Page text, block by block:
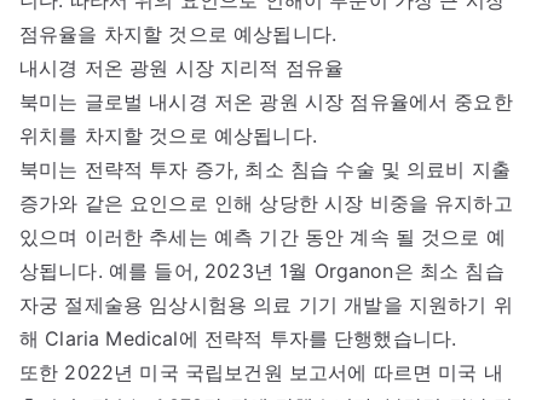
점유율을 차지할 것으로 예상됩니다.
내시경 저온 광원 시장 지리적 점유율
북미는 글로벌 내시경 저온 광원 시장 점유율에서 중요한
위치를 차지할 것으로 예상됩니다.
북미는 전략적 투자 증가, 최소 침습 수술 및 의료비 지출
증가와 같은 요인으로 인해 상당한 시장 비중을 유지하고
있으며 이러한 추세는 예측 기간 동안 계속 될 것으로 예
상됩니다. 예를 들어, 2023년 1월 Organon은 최소 침습
자궁 절제술용 임상시험용 의료 기기 개발을 지원하기 위
해 Claria Medical에 전략적 투자를 단행했습니다.
또한 2022년 미국 국립보건원 보고서에 따르면 미국 내